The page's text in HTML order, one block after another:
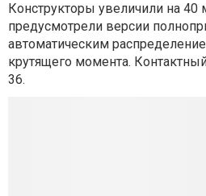
Конструкторы увеличили на
предусмотрели версии
автоматическим
крутящего момента.
36.